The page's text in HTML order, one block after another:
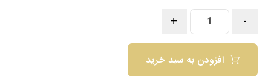
-
+
افزودن به سبد خرید